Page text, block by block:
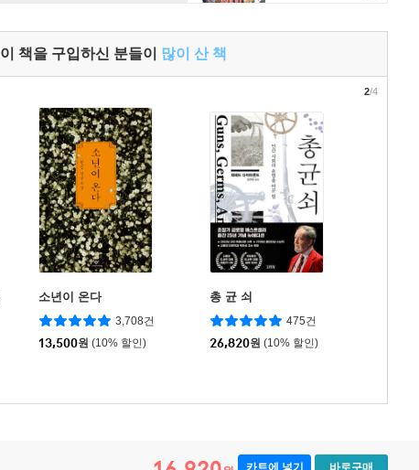
이 책을 구입하신 분들이 많이 산 책
소년이 온다
3,708건
13,500원 (10% 할인)
총 균 쇠
475건
26,820원 (10% 할인)
2/4
카트에 넣기 바로구매